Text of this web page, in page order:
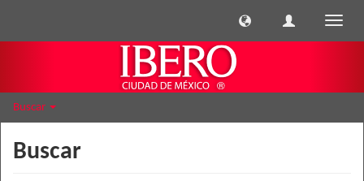
Buscar
Buscar